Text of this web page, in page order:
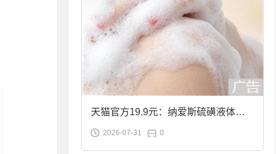
天猫官方19.9元：纳爱斯硫磺液体香
皂2斤大促
2026-07-31 0